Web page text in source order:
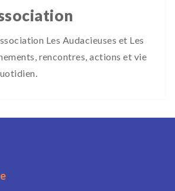
Les Audacieuses et Les
rencontres, actions et vie